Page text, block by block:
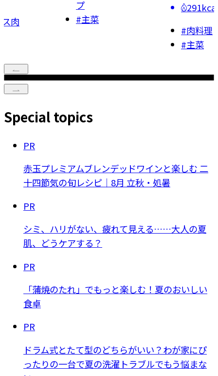
291kcal
Special topics
PR
赤玉プレミアムブレンデッドワインと楽しむ 二
十四節気の旬レシピ｜8月 立秋・処暑
PR
シミ、ハリがない、疲れて見える……大人の夏
肌、どうケアする？
PR
「蒲焼のたれ」でもっと楽しむ！夏のおいしい
食卓
PR
ドラム式とたて型のどちらがいい？わが家にぴ
ったりの一台で夏の洗濯トラブルでもう悩まな